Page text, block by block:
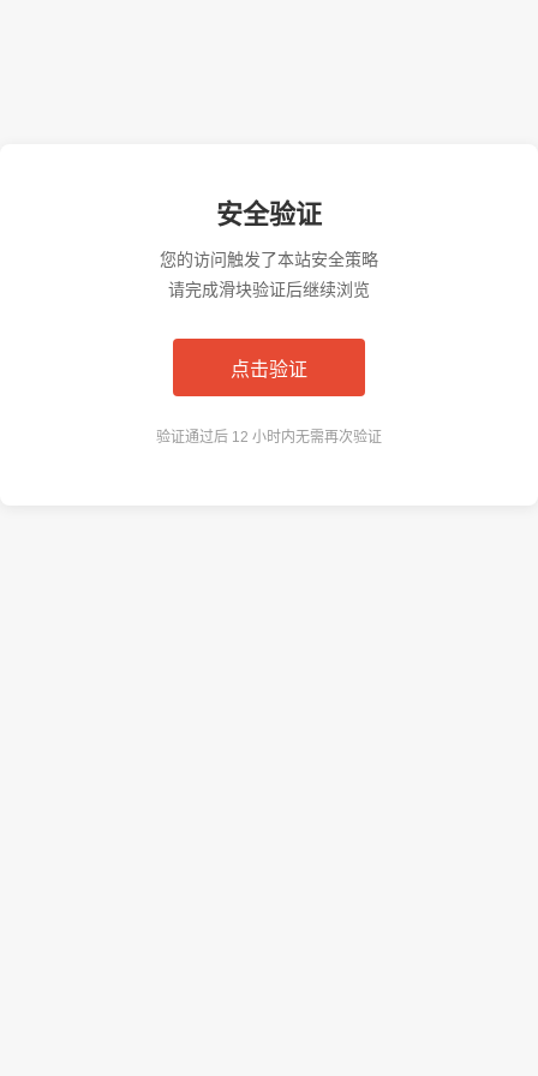
安全验证
您的访问触发了本站安全策略
请完成滑块验证后继续浏览
点击验证
验证通过后 12 小时内无需再次验证